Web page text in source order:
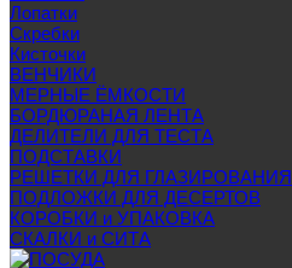
Лопатки
Скребки
Кисточки
ВЕНЧИКИ
МЕРНЫЕ ЁМКОСТИ
БОРДЮРАНАЯ ЛЕНТА
ДЕЛИТЕЛИ ДЛЯ ТЕСТА
ПОДСТАВКИ
РЕШЕТКИ ДЛЯ ГЛАЗИРОВАНИЯ
ПОДЛОЖКИ ДЛЯ ДЕСЕРТОВ
КОРОБКИ и УПАКОВКА
СКАЛКИ и СИТА